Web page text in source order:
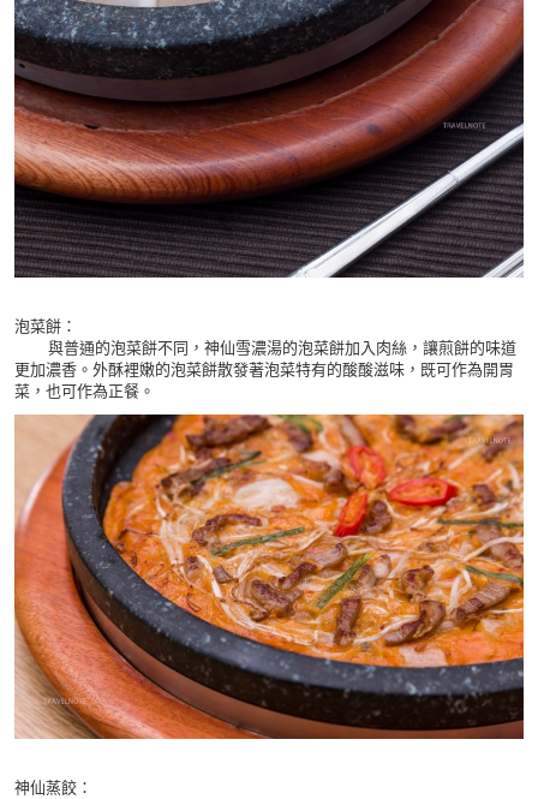
泡菜餅：
與普通的泡菜餅不同，神仙雪濃湯的泡菜餅加入肉絲，讓煎餅的味道
更加濃香。外酥裡嫩的泡菜餅散發著泡菜特有的酸酸滋味，既可作為開胃
菜，也可作為正餐。
神仙蒸餃：